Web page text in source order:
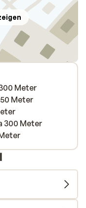
Meter
Meter
300 Meter